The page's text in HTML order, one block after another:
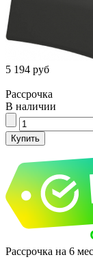
5 194 руб
Рассрочка
В наличии
Рассрочка на 6